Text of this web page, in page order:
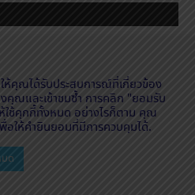
ให้คุณได้รับประสบการณ์ที่เกี่ยวข้อง
คุณและเข้าชมซ้ำ การคลิก "ยอมรับ
ช้คุกกี้ทั้งหมด อย่างไรก็ตาม คุณ
อให้คำยินยอมที่มีการควบคุมได้.
ด